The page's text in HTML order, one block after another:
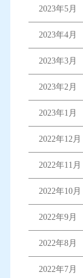
2023年5月
2023年4月
2023年3月
2023年2月
2023年1月
2022年12月
2022年11月
2022年10月
2022年9月
2022年8月
2022年7月